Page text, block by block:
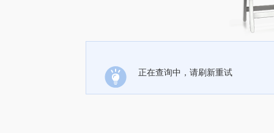
正在查询中，请刷新重试